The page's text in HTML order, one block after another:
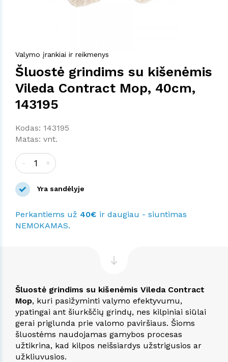
Valymo įrankiai ir reikmenys
Šluostė grindims su kišenėmis
Vileda Contract Mop, 40cm,
143195
Kodas: 143195
Matas: vnt.
- +
Yra sandėlyje
Perkantiems už 40€ ir daugiau - siuntimas
NEMOKAMAS.
Šluostė grindims su kišenėmis Vileda Contract
Mop, kuri pasižyminti valymo efektyvumu,
ypatingai ant šiurkščių grindų, nes kilpiniai siūlai
gerai priglunda prie valomo paviršiaus. Šioms
šluostėms naudojamas gamybos procesas
užtikrina, kad kilpos neišsiardys užstrigusios ar
užkliuvusios.